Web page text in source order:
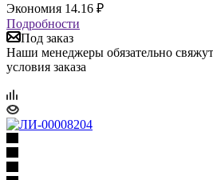
Экономия 14.16 ₽
Подробности
Под заказ
Наши менеджеры обязательно
условия заказа